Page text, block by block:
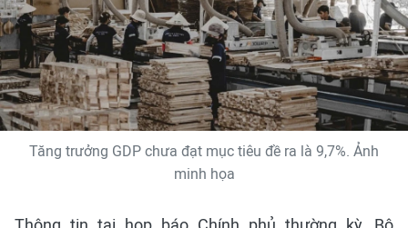
Tăng trưởng GDP chưa đạt mục tiêu đề ra là 9,7%. Ảnh
minh họa